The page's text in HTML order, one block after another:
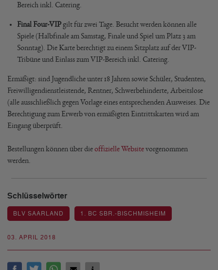
03. APRIL 2018
Bereich inkl. Catering.
Final Four-VIPgilt für zwei Tage. Besucht werden können alle
Spiele (Halbfinale am Samstag, Finale und Spiel um Platz 3 am
Sonntag). Die Karte berechtigt zu einem Sitzplatz auf der VIP-
Tribüne und Einlass zum VIP-Bereich inkl. Catering.
Ermäßigt: sind Jugendliche unter 18 Jahren sowie Schüler, Studenten,
Freiwilligendienstleistende, Rentner, Schwerbehinderte, Arbeitslose
(alle ausschließlich gegen Vorlage eines entsprechenden Ausweises. Die
Berechtigung zum Erwerb von ermäßigten Eintrittskarten wird am
Eingang überprüft.
Bestellungen können über dieoffizielle Websitevorgenommen
werden.
Schlüsselwörter
BLV SAARLAND 1. BC SBR.-BISCHMISHEIM